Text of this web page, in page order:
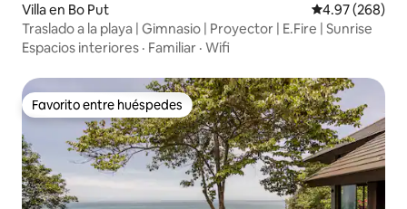
Villa en Bo Put Calificación
4.97 (268)
Traslado a la playa | Gimnasio | Proyector | E.Fire | Sunrise
Espacios interiores · Familiar · Wifi
Favorito entre huéspedes
Favorito entre huéspedes